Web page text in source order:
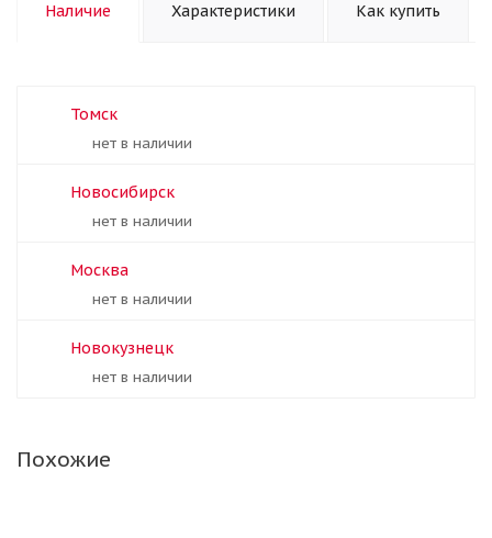
Наличие Характеристики Как купить
Томск
Нет в наличии
Новосибирск
Нет в наличии
Москва
Нет в наличии
Новокузнецк
Нет в наличии
Похожие